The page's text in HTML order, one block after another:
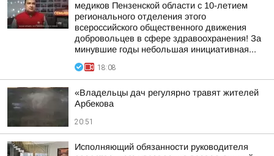
медиков Пензенской области с 10-летием
регионального отделения этого
всероссийского общественного движения
добровольцев в сфере здравоохранения! За
минувшие годы небольшая инициативная...
18:08
«Владельцы дач регулярно травят жителей
Арбекова
20:51
Исполняющий обязанности руководителя